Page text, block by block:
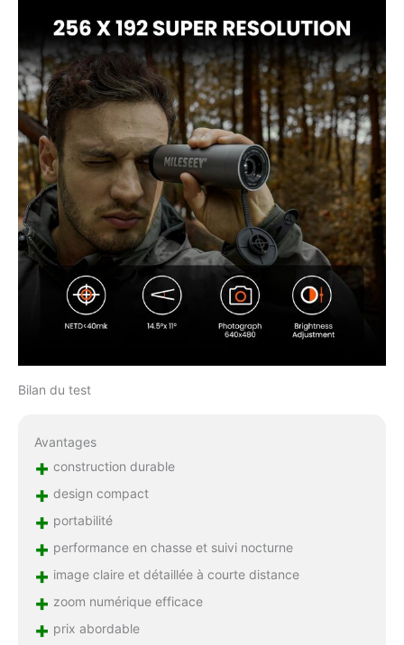
Bilan du test
Avantages
+ construction durable
+ design compact
+ portabilité
+ performance en chasse et suivi nocturne
+ image claire et détaillée à courte distance
+ zoom numérique efficace
+ prix abordable